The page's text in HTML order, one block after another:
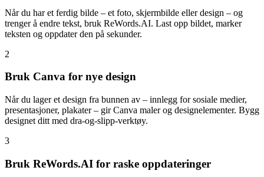
Når du har et ferdig bilde – et foto, skjermbilde eller design – og
trenger å endre tekst, bruk ReWords.AI. Last opp bildet, marker
teksten og oppdater den på sekunder.
2
Bruk Canva for nye design
Når du lager et design fra bunnen av – innlegg for sosiale medier,
presentasjoner, plakater – gir Canva maler og designelementer. Bygg
designet ditt med dra-og-slipp-verktøy.
3
Bruk ReWords.AI for raske oppdateringer